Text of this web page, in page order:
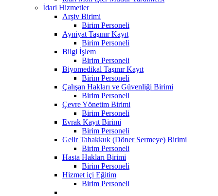
İdari Hizmetler
Arşiv Birimi
Birim Personeli
Ayniyat Taşınır Kayıt
Birim Personeli
Bilgi İşlem
Birim Personeli
Biyomedikal Taşınır Kayıt
Birim Personeli
Çalışan Hakları ve Güvenliği Birimi
Birim Personeli
Çevre Yönetim Birimi
Birim Personeli
Evrak Kayıt Birimi
Birim Personeli
Gelir Tahakkuk (Döner Sermeye) Birimi
Birim Personeli
Hasta Hakları Birimi
Birim Personeli
Hizmet içi Eğitim
Birim Personeli